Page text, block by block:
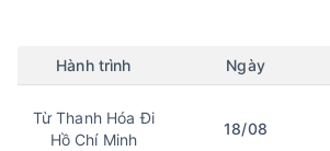
Hành trình Ngày
Từ Thanh Hóa Đi
Hồ Chí Minh
18/08